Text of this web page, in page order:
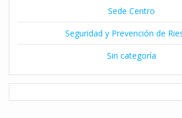
Sede Centro
Seguridad y Prevención de
Sin categoría